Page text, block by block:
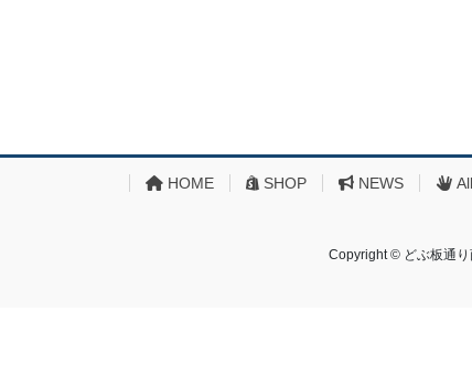
HOME SHOP NEWS
Copyright © どぶ板通り